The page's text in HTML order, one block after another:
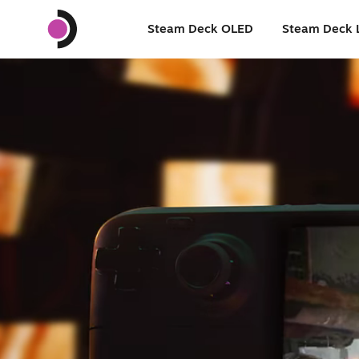
Steam Deck OLED Steam Deck